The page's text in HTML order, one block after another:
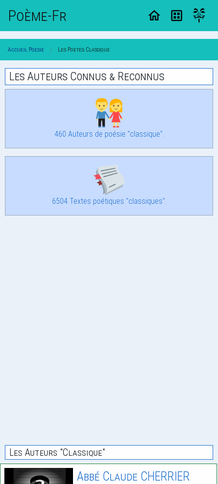
Poème-Fr
Accueil Poesie Les Poetes Classique
Les Auteurs Connus & Reconnus
460 Auteurs de poésie "classique".
6504 Textes poétiques "classiques".
Les Auteurs "classique"
Abbé Claude CHERRIER